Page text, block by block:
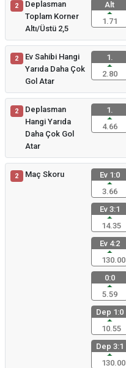
2
Deplasman
Toplam Korner
Altı/Üstü 2,5
Alt
1.71
2
Ev Sahibi Hangi
Yarıda Daha Çok
Gol Atar
1.
2.80
2
Deplasman
Hangi Yarıda
Daha Çok Gol
Atar
1.
4.66
2 Maç Skoru
Ev 1:0
3.66
Ev 3:1
14.35
Ev 4:2
130.00
0:0
5.59
Dep 1:0
10.55
Dep 3:1
130.00